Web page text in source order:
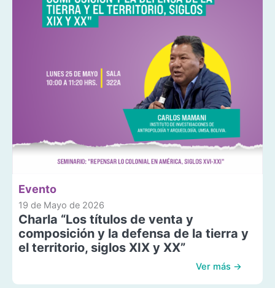
Evento
19 de Mayo de 2026
Charla “Los títulos de venta y
composición y la defensa de la tierra y
el territorio, siglos XIX y XX”
Ver más →